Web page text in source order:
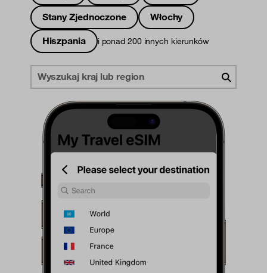
Stany Zjednoczone
Włochy
Hiszpania
i ponad 200 innych kierunków